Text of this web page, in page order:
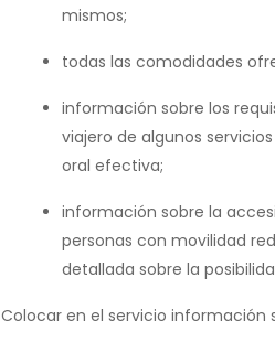
mismos;
todas las comodidades
información sobre los
viajero de algunos
oral efectiva;
información sobre la
personas con movilidad
detallada sobre la
Colocar en el servicio información